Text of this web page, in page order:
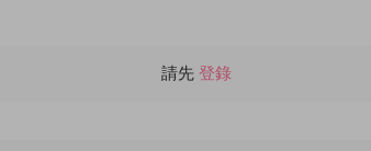
請先 登錄